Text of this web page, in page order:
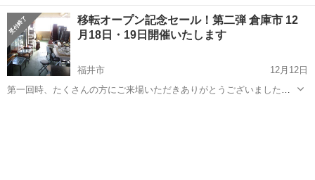
スマスマーケットを開催することになりました。アクセサリーなどク
ラフトマーケットの出店者を募集しています。 残り３枠になりまし
た。
福井 越前市 武生駅 フリーマーケット
クリスマスマーケット
移転オープン記念セール！第二弾 倉庫市 12
月18日・19日開催いたします
福井市
12月12日
第一回時、たくさんの方にご来場いただきありがとうございました。